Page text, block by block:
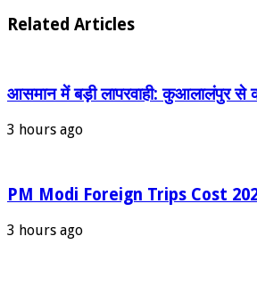
Related Articles
आसमान में बड़ी लापरवाही: कुआलालंपुर से
3 hours ago
PM Modi Foreign Trips Cost 2026:
3 hours ago